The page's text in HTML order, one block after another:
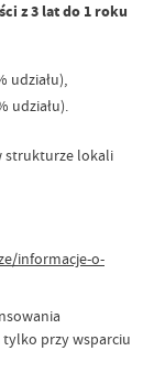
z 3 lat do 1 roku
udziału),
udziału).
strukturze lokali
informacje-o-
przy wsparciu